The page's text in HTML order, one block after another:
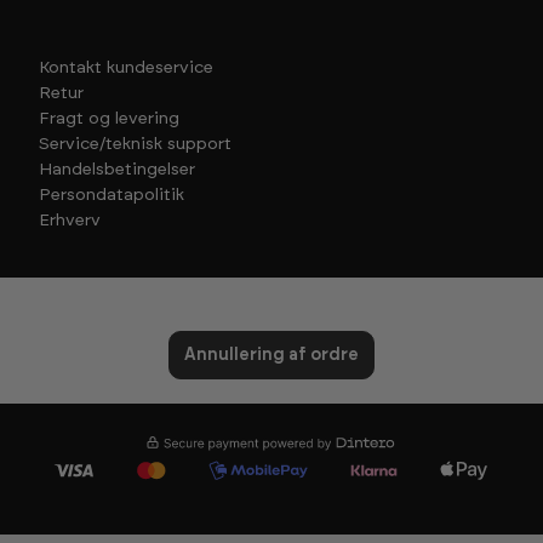
Kontakt kundeservice
Retur
Fragt og levering
Service/teknisk support
Handelsbetingelser
Persondatapolitik
Erhverv
Annullering af ordre